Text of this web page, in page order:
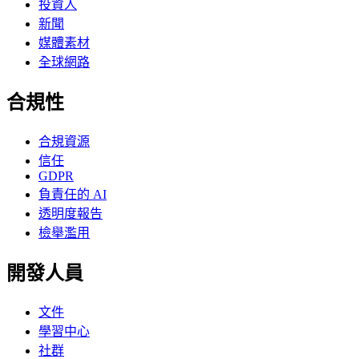
投資人
新聞
媒體素材
全球網路
合規性
合規資源
信任
GDPR
負責任的 AI
透明度報告
檢舉濫用
開發人員
文件
學習中心
社群